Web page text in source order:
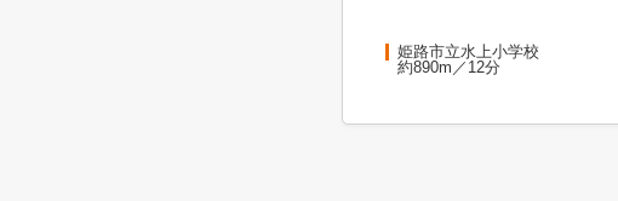
姫路市立水上小学校
約890m／12分